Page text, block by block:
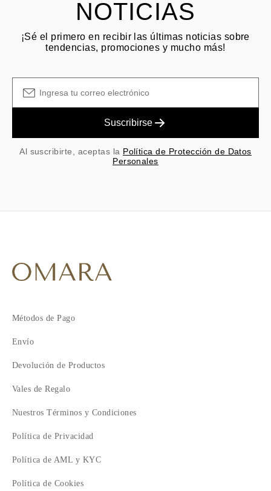
NOTICIAS
¡Sé el primero en recibir las últimas noticias sobre
tendencias, promociones y mucho más!
Suscribirse
Al suscribirte, aceptas la Política de Protección de Datos
Personales
Métodos de Pago
Envío
Devolución de Productos
Vales de Regalo
Nuestros Términos y Condiciones
Política de Privacidad
Política de AML y KYC
Política de Cookies